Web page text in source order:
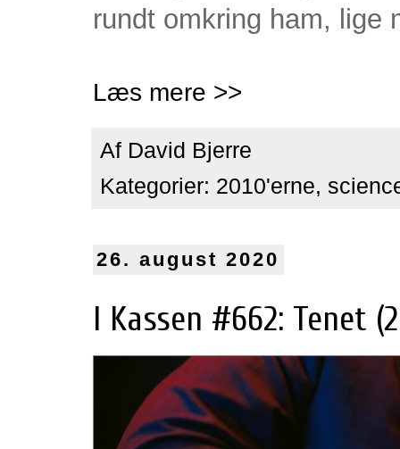
rundt omkring ham, lige
Læs mere >>
Af David Bjerre
Kategorier: 2010'erne,
26. august 2020
I Kassen #662: Tenet